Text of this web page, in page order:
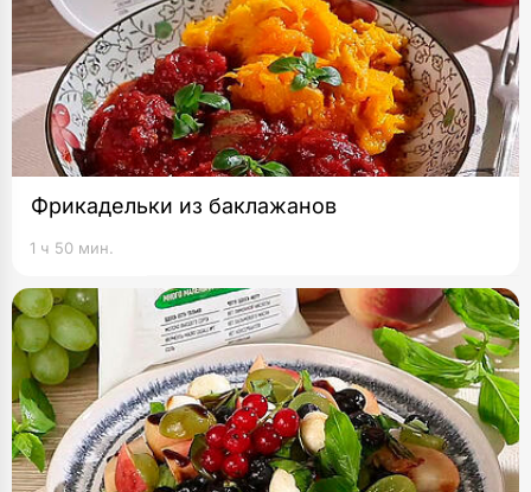
Фрикадельки из баклажанов
1 ч 50 мин.